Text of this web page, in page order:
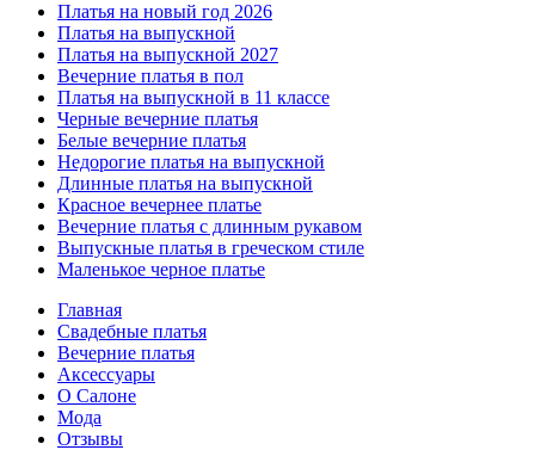
Платья на новый год 2026
Платья на выпускной
Платья на выпускной 2027
Вечерние платья в пол
Платья на выпускной в 11 классе
Черные вечерние платья
Белые вечерние платья
Недорогие платья на выпускной
Длинные платья на выпускной
Красное вечернее платье
Вечерние платья с длинным рукавом
Выпускные платья в греческом стиле
Маленькое черное платье
Главная
Свадебные платья
Вечерние платья
Аксессуары
О Салоне
Мода
Отзывы